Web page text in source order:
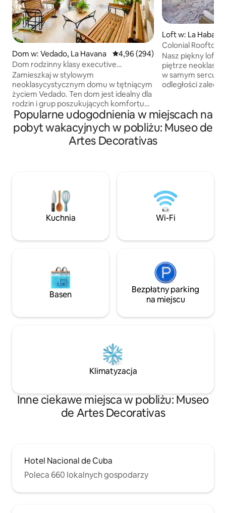
Dom w: Vedado, La Havana Średnia ocena: 4,96 na 5, liczba
4,96 (294)
Dom rodzinny klasy executive
z niezawodnym zasilaniem w energię
elektryczną
Zamieszkaj w stylowym
neoklasycystycznym domu w tętniącym
życiem Vedado. Ten dom jest idealny dla
rodzin i grup poszukujących komfortu
i dobrej lokalizacji. – Przejdź się do
Malecón, – Hotel Nacional – Najwyżej
oceniane restauracje – Revolution
aquare - Fábrica de Arte i wiele innych
wspomnień. Blisko życia nocnego,
kultury i popularnych miejsc. Zarezerwuj
teraz, aby poznać Hawanę jak miejscowy
mieszkaniec jednej z najbardziej
Loft w: La Habana
Colonial Rooftop
Nasz piękny loft
piętrze
w samym sercu
odległości
do Old Havana.
oparciu o
architektury
rozciąga się
widok na Hawanę.
Popularne udogodnienia w miejscach na
pobyt wakacyjnych w pobliżu: Museo de
Artes Decorativas
Kuchnia Wi-Fi
Basen
Bezpłatny parking
na miejscu
Klimatyzacja
Inne ciekawe miejsca w pobliżu: Museo
de Artes Decorativas
Hotel Nacional de Cuba
Poleca 660 lokalnych gospodarzy